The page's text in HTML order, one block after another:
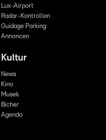
Lux-Airport
Radar-Kontrollen
Guidage Parking
Annoncen
Kultur
News
Kino
Musek
Bicher
Agenda